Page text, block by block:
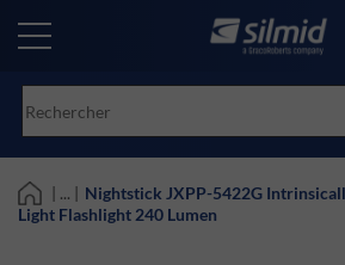
main
| ... | Nightstick JXPP-5422G
Light Flashlight 240 Lumen